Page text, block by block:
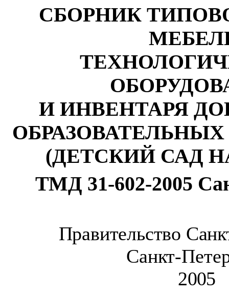
СБОРНИК
И ИНВЕНТАРЯ
(ДЕТСКИЙ САД
ТМД 31-602-2005
Правительство
Санкт-
2005